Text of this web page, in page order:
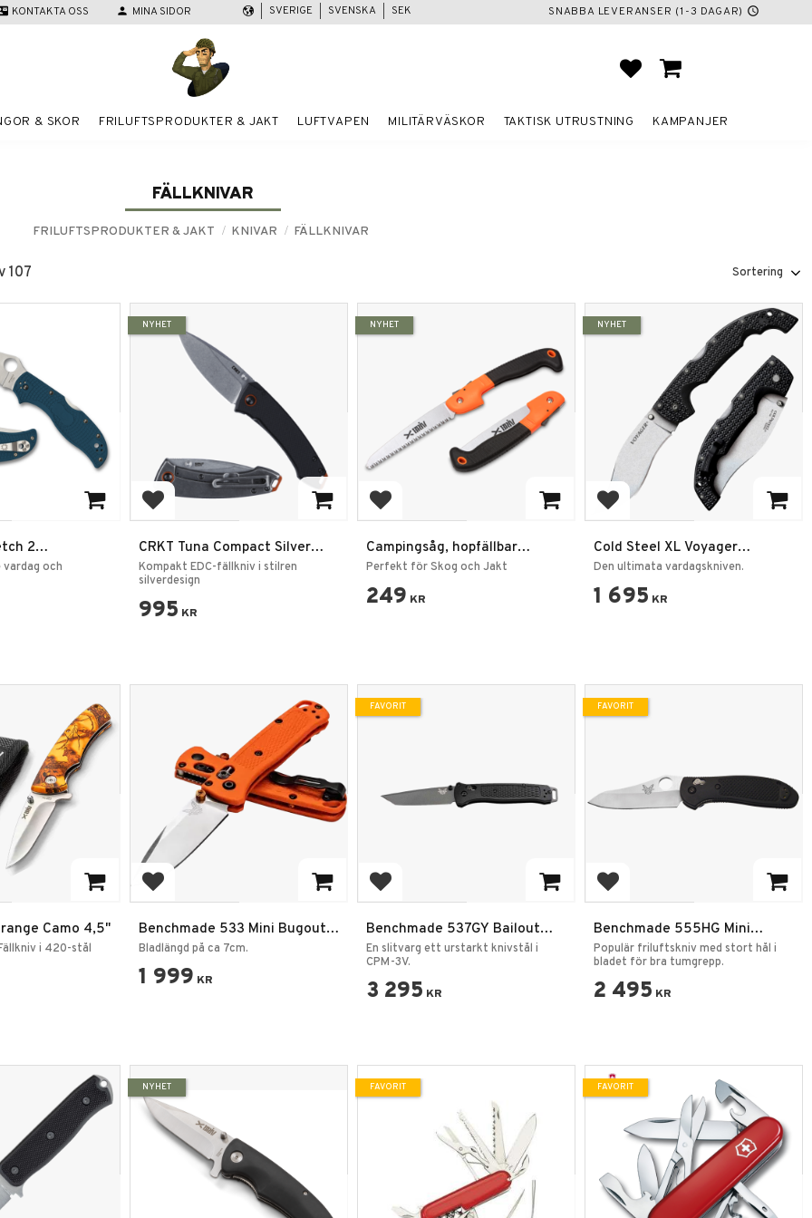
KONTAKTA OSS person MINA SIDOR SNABBA LEVERANSER (1-3 DAGAR) schedule
SVERIGE SVENSKA SEK
FAVORITER
KUNDVAGN
& SKOR FRILUFTSPRODUKTER & JAKT LUFTVAPEN MILITÄRVÄSKOR TAKTISK UTRUSTNING KAMPANJER
FÄLLKNIVAR
FRILUFTSPRODUKTER & JAKT KNIVAR FÄLLKNIVAR
107 Välj sortering
2
K390och
Lägg till i favoriter
CRKT Tuna Compact Silver
fällkniv
Kompakt EDC-fällkniv i stilren
silverdesign
995 KR
NYHET
Lägg till i favoriter
Campingsåg, hopfällbar
grensåg
Perfekt för Skog och Jakt
249 KR
NYHET
Lägg till i favoriter
Cold Steel XL Voyager
Vaquero Plain Edge - AUS10A
Den ultimata vardagskniven.
1 695 KR
NYHET
Camo 4,5"
i 420-stål
Lägg till i favoriter
Benchmade 533 Mini Bugout
Orange
Bladlängd på ca 7cm.
1 999 KR
Lägg till i favoriter
Benchmade 537GY Bailout
Fällkniv
En slitvarg ett urstarkt knivstål i
CPM-3V.
3 295 KR
FAVORIT
Lägg till i favoriter
Benchmade 555HG Mini
Griptilian Hollow Ground
Fällkniv
Populär friluftskniv med stort hål i
bladet för bra tumgrepp.
2 495 KR
FAVORIT
NYHET FAVORIT FAVORIT